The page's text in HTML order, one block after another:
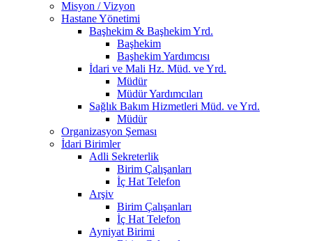
Misyon / Vizyon
Hastane Yönetimi
Başhekim & Başhekim Yrd.
Başhekim
Başhekim Yardımcısı
İdari ve Mali Hz. Müd. ve Yrd.
Müdür
Müdür Yardımcıları
Sağlık Bakım Hizmetleri Müd. ve Yrd.
Müdür
Organizasyon Şeması
İdari Birimler
Adli Sekreterlik
Birim Çalışanları
İç Hat Telefon
Arşiv
Birim Çalışanları
İç Hat Telefon
Ayniyat Birimi